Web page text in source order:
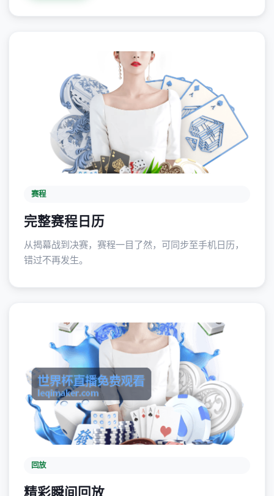
赛程
完整赛程日历
从揭幕战到决赛，赛程一目了然，可同步至手机日历，
错过不再发生。
回放
精彩瞬间回放